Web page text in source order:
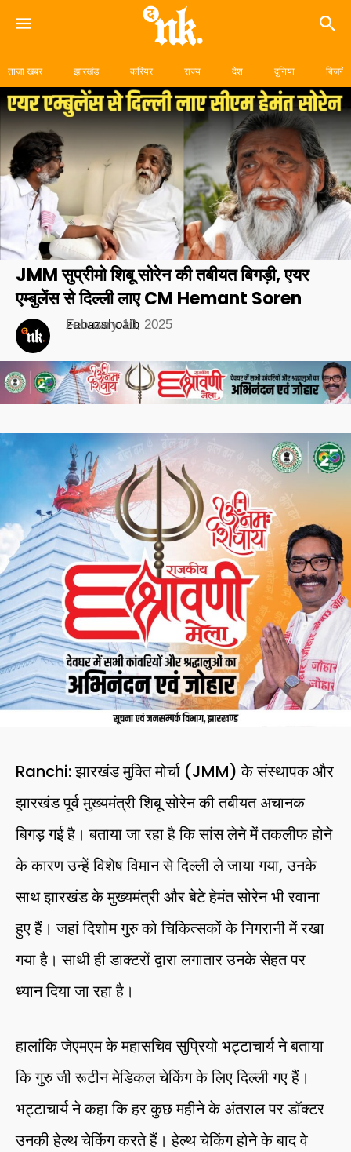
ताज़ा खबर झारखंड करियर राज्य देश दुनिया बिजनेस
JMM सुप्रीमो शिबू सोरेन की तबीयत बिगड़ी, एयर
एम्बुलेंस से दिल्ली लाए CM Hemant Soren
zabazshoaib
February 10, 2025
Ranchi: झारखंड मुक्ति मोर्चा (JMM) के संस्थापक और
झारखंड पूर्व मुख्यमंत्री शिबू सोरेन की तबीयत अचानक
बिगड़ गई है। बताया जा रहा है कि सांस लेने में तकलीफ होने
के कारण उन्हें विशेष विमान से दिल्ली ले जाया गया, उनके
साथ झारखंड के मुख्यमंत्री और बेटे हेमंत सोरेन भी रवाना
हुए हैं। जहां दिशोम गुरु को चिकित्सकों के निगरानी में रखा
गया है। साथी ही डाक्टरों द्वारा लगातार उनके सेहत पर
ध्यान दिया जा रहा है।
हालांकि जेएमएम के महासचिव सुप्रियो भट्टाचार्य ने बताया
कि गुरु जी रूटीन मेडिकल चेकिंग के लिए दिल्ली गए हैं।
भट्टाचार्य ने कहा कि हर कुछ महीने के अंतराल पर डॉक्टर
उनकी हेल्थ चेकिंग करते हैं। हेल्थ चेकिंग होने के बाद वे